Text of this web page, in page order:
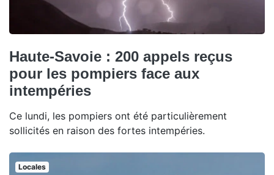
Haute-Savoie : 200 appels reçus
pour les pompiers face aux
intempéries
Ce lundi, les pompiers ont été particulièrement
sollicités en raison des fortes intempéries.
Locales